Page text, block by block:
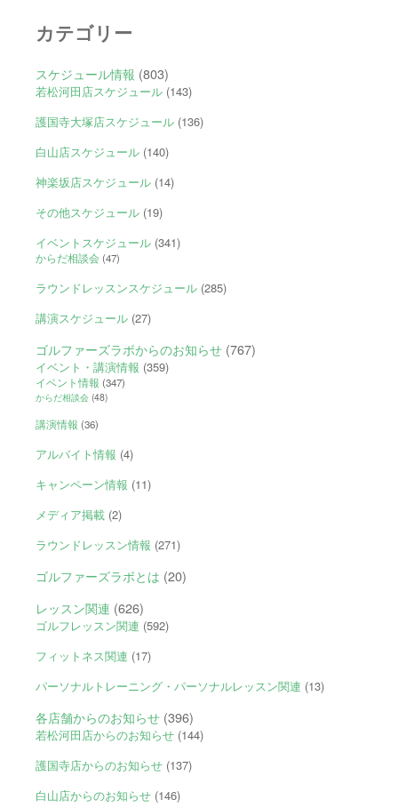
カテゴリー
スケジュール情報 (803)
若松河田店スケジュール(143)
護国寺大塚店スケジュール(136)
白山店スケジュール(140)
神楽坂店スケジュール(14)
その他スケジュール(19)
イベントスケジュール(341)
からだ相談会(47)
ラウンドレッスンスケジュール(285)
講演スケジュール(27)
ゴルファーズラボからのお知らせ(767)
イベント・講演情報 (359)
イベント情報 (347)
からだ相談会(48)
講演情報 (36)
アルバイト情報 (4)
キャンペーン情報 (11)
メディア掲載(2)
ラウンドレッスン情報 (271)
ゴルファーズラボとは (20)
レッスン関連 (626)
ゴルフレッスン関連 (592)
フィットネス関連 (17)
パーソナルトレーニング・パーソナルレッスン関連 (13)
各店舗からのお知らせ(396)
若松河田店からのお知らせ(144)
護国寺店からのお知らせ(137)
白山店からのお知らせ(146)